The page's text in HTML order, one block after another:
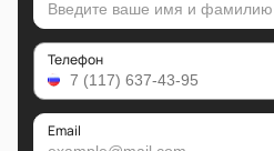
Телефон
Email